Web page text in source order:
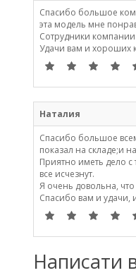
Спасибо большое
эта модель мне
Сотрудники
Удачи вам и хороших
Наталия
Спасибо большое
показал на складе;и
Приятно иметь дело
все исчезнут.
Я очень довольна,
Спасибо вам и
Написати